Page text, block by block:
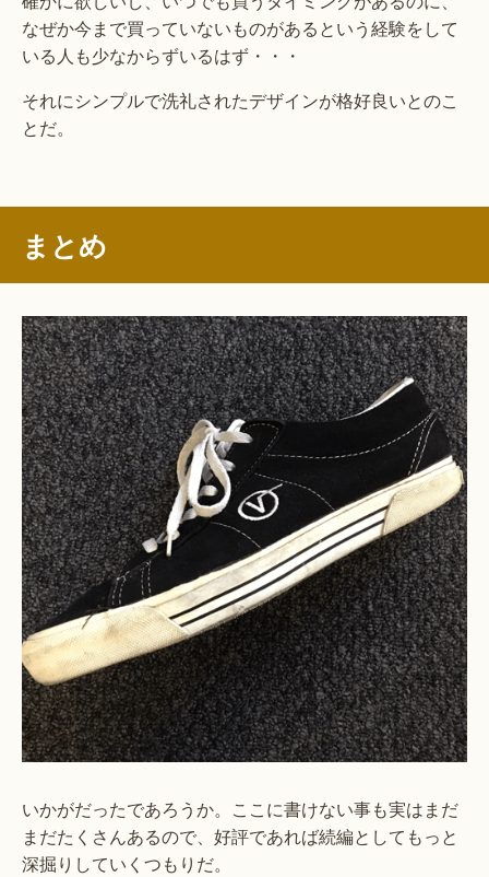
なぜか今まで買っていないものがあるという経験をして
いる人も少なからずいるはず・・・
それにシンプルで洗礼されたデザインが格好良いとのこ
とだ。
まとめ
いかがだったであろうか。ここに書けない事も実はまだ
まだたくさんあるので、好評であれば続編としてもっと
深掘りしていくつもりだ。